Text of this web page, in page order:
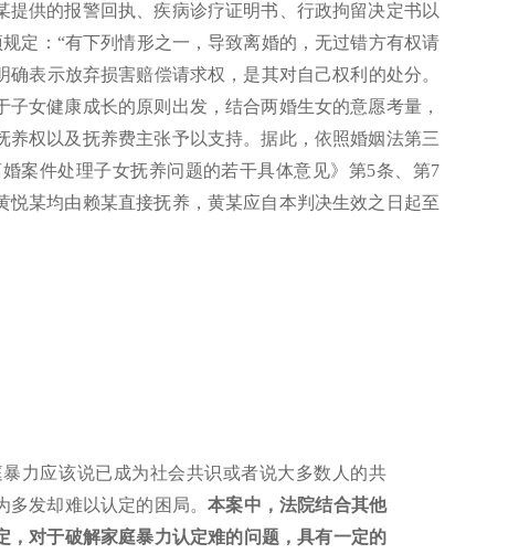
供的报警回执、疾病诊疗证明书、行政拘留决定书以
规定：“有下列情形之一，导致离婚的，无过错方有权请
表示放弃损害赔偿请求权，是其对自己权利的处分。
女健康成长的原则出发，结合两婚生女的意愿考量，
权以及抚养费主张予以支持。据此，依照婚姻法第三
案件处理子女抚养问题的若干具体意见》第5条、第7
某均由赖某直接抚养，黄某应自本判决生效之日起至
力应该说已成为社会共识或者说大多数人的共
多发却难以认定的困局。本案中，法院结合其他
对于破解家庭暴力认定难的问题，具有一定的